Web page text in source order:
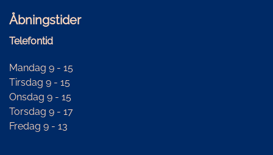
Åbningstider
Telefontid
Mandag 9 - 15
Tirsdag 9 - 15
Onsdag 9 - 15
Torsdag 9 - 17
Fredag 9 - 13